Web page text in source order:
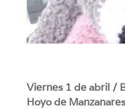
Viernes 1 de abril /
Hoyo de